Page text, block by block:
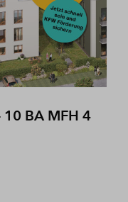
10 BA MFH 4